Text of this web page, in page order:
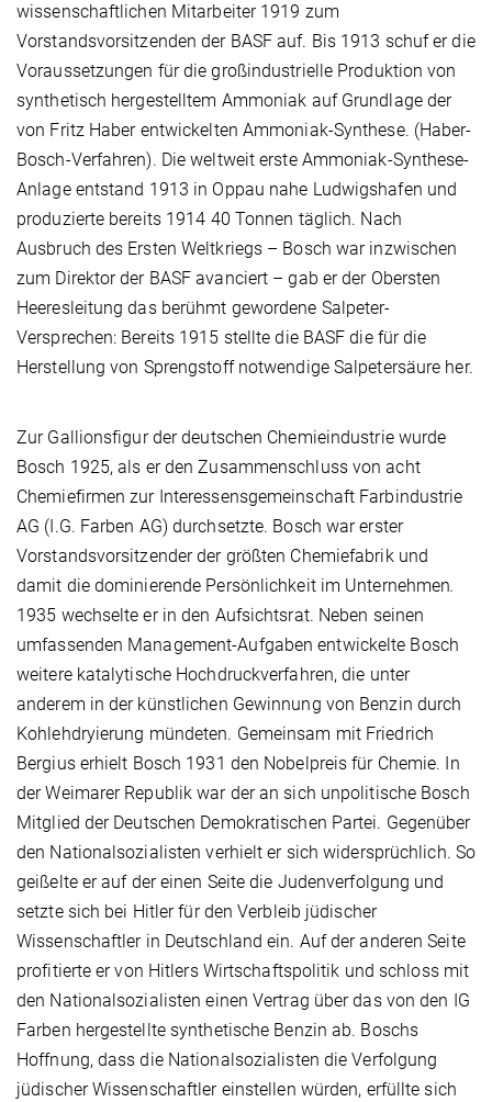
wissenschaftlichen Mitarbeiter 1919 zum
Vorstandsvorsitzenden der BASF auf. Bis 1913 schuf er die
Voraussetzungen für die großindustrielle Produktion von
synthetisch hergestelltem Ammoniak auf Grundlage der
von Fritz Haber entwickelten Ammoniak-Synthese. (Haber-
Bosch-Verfahren). Die weltweit erste Ammoniak-Synthese-
Anlage entstand 1913 in Oppau nahe Ludwigshafen und
produzierte bereits 1914 40 Tonnen täglich. Nach
Ausbruch des Ersten Weltkriegs – Bosch war inzwischen
zum Direktor der BASF avanciert – gab er der Obersten
Heeresleitung das berühmt gewordene Salpeter-
Versprechen: Bereits 1915 stellte die BASF die für die
Herstellung von Sprengstoff notwendige Salpetersäure her.
Zur Gallionsfigur der deutschen Chemieindustrie wurde
Bosch 1925, als er den Zusammenschluss von acht
Chemiefirmen zur Interessensgemeinschaft Farbindustrie
AG (I.G. Farben AG) durchsetzte. Bosch war erster
Vorstandsvorsitzender der größten Chemiefabrik und
damit die dominierende Persönlichkeit im Unternehmen.
1935 wechselte er in den Aufsichtsrat. Neben seinen
umfassenden Management-Aufgaben entwickelte Bosch
weitere katalytische Hochdruckverfahren, die unter
anderem in der künstlichen Gewinnung von Benzin durch
Kohlehdryierung mündeten. Gemeinsam mit Friedrich
Bergius erhielt Bosch 1931 den Nobelpreis für Chemie. In
der Weimarer Republik war der an sich unpolitische Bosch
Mitglied der Deutschen Demokratischen Partei. Gegenüber
den Nationalsozialisten verhielt er sich widersprüchlich. So
geißelte er auf der einen Seite die Judenverfolgung und
setzte sich bei Hitler für den Verbleib jüdischer
Wissenschaftler in Deutschland ein. Auf der anderen Seite
profitierte er von Hitlers Wirtschaftspolitik und schloss mit
den Nationalsozialisten einen Vertrag über das von den IG
Farben hergestellte synthetische Benzin ab. Boschs
Hoffnung, dass die Nationalsozialisten die Verfolgung
jüdischer Wissenschaftler einstellen würden, erfüllte sich